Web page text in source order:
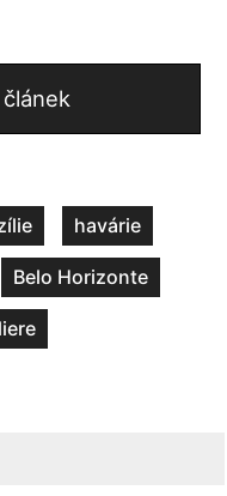
havárie
Belo Horizonte